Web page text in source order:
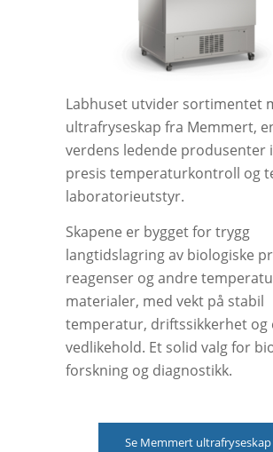
Labhuset utvider sortimentet
ultrafryseskap fra Memmert,
verdens ledende produsenter
presis temperaturkontroll og
laboratorieutstyr.
Skapene er bygget for trygg
langtidslagring av biologiske
reagenser og andre
materialer, med vekt på stabil
temperatur, driftssikkerhet og
vedlikehold. Et solid valg for
forskning og diagnostikk.
Se Memmert ultrafryseskap